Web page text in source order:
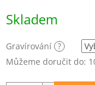
cena:
Skladem
Gravírování ?
Můžeme doručit do: